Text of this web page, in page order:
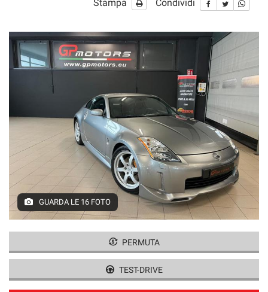
CONTATTI
Stampa Condividi
GUARDA LE 16 FOTO
PERMUTA
TEST-DRIVE